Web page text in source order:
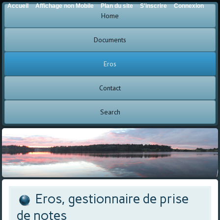
Home
Documents
Eros
Contact
Search
Eros, gestionnaire de prise
de notes
Accueil Affichage non Mobile Plan du site S'inscrire Connexion